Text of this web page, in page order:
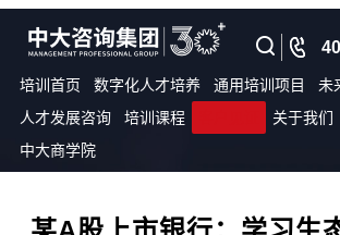
培训首页 数字化人才培养 通用培训项目
未
人才发展咨询
培训课程 关于我们
中大商学院